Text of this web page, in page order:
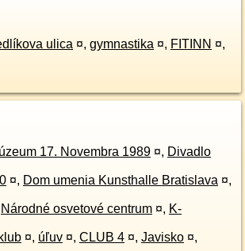
ulica ¤, gymnastika ¤, FITINN ¤,
17. Novembra 1989 ¤, Divadlo
¤, Dom umenia Kunsthalle Bratislava ¤,
Národné osvetové centrum ¤, K-
¤, úľuv ¤, CLUB 4 ¤, Javisko ¤,